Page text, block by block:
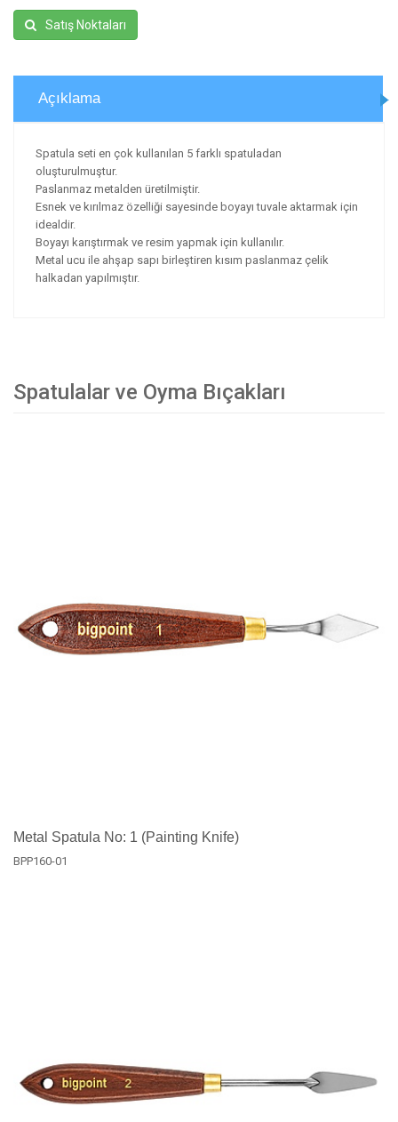
Satış Noktaları
Açıklama
Spatula seti en çok kullanılan 5 farklı spatuladan
oluşturulmuştur.
Paslanmaz metalden üretilmiştir.
Esnek ve kırılmaz özelliği sayesinde boyayı tuvale aktarmak için
idealdir.
Boyayı karıştırmak ve resim yapmak için kullanılır.
Metal ucu ile ahşap sapı birleştiren kısım paslanmaz çelik
halkadan yapılmıştır.
Spatulalar ve Oyma Bıçakları
Metal Spatula No: 1 (Painting Knife)
BPP160-01